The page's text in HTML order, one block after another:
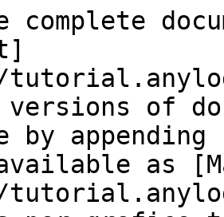
complete
versions of
by
as